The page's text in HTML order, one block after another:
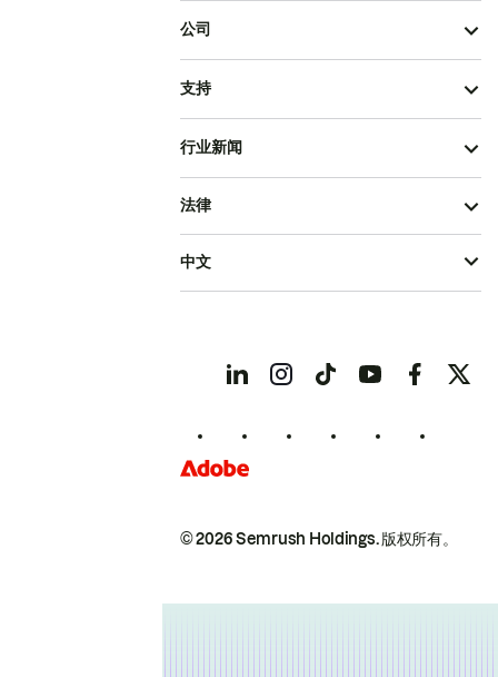
公司
支持
行业新闻
© 2026 Semrush Holdings.版权所有。
法律
中文